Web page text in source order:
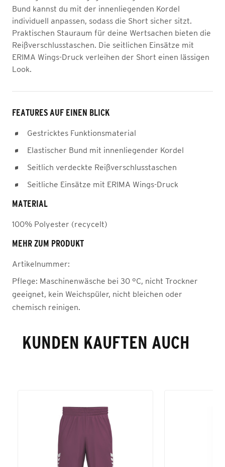
Bund kannst du mit der innenliegenden Kordel
individuell anpassen, sodass die Short sicher sitzt.
Praktischen Stauraum für deine Wertsachen bieten die
Reißverschlusstaschen. Die seitlichen Einsätze mit
ERIMA Wings-Druck verleihen der Short einen lässigen
Look.
FEATURES AUF EINEN BLICK
Gestricktes Funktionsmaterial
Elastischer Bund mit innenliegender Kordel
Seitlich verdeckte Reißverschlusstaschen
Seitliche Einsätze mit ERIMA Wings-Druck
MATERIAL
100% Polyester (recycelt)
MEHR ZUM PRODUKT
Artikelnummer:
Pflege: Maschinenwäsche bei 30 °C, nicht Trockner
geeignet, kein Weichspüler, nicht bleichen oder
chemisch reinigen.
KUNDEN KAUFTEN AUCH